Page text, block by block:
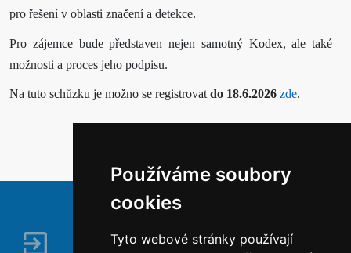
Používáme soubory
cookies
Tyto webové stránky používají
pro řešení v oblasti značení a detekce.
Pro zájemce bude představen nejen samotný Kodex, ale také
možnosti a proces jeho podpisu.
Na tuto schůzku je možno se registrovat do 18.6.2026 zde.